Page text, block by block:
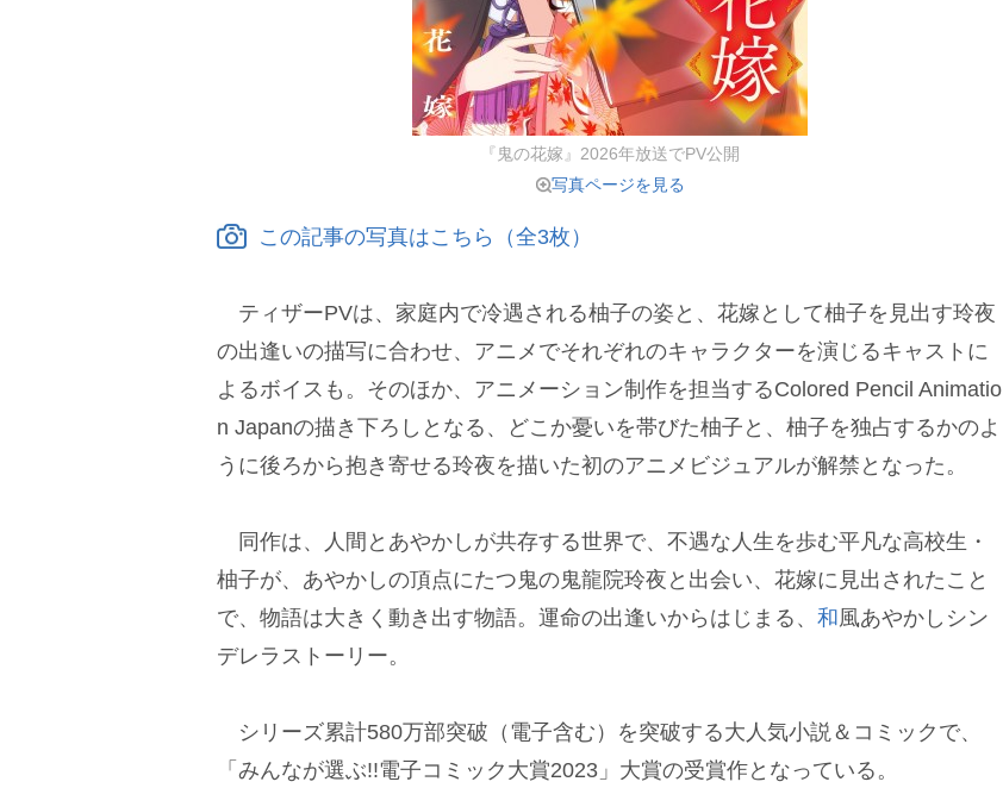
『鬼の花嫁』2026年放送でPV公開
写真ページを見る
この記事の写真はこちら（全3枚）
ティザーPVは、家庭内で冷遇される柚子の姿と、花嫁として柚子を見出す玲夜
の出逢いの描写に合わせ、アニメでそれぞれのキャラクターを演じるキャストに
よるボイスも。そのほか、アニメーション制作を担当するColored Pencil Animatio
n Japanの描き下ろしとなる、どこか憂いを帯びた柚子と、柚子を独占するかのよ
うに後ろから抱き寄せる玲夜を描いた初のアニメビジュアルが解禁となった。
同作は、人間とあやかしが共存する世界で、不遇な人生を歩む平凡な高校生・
柚子が、あやかしの頂点にたつ鬼の鬼龍院玲夜と出会い、花嫁に見出されたこと
で、物語は大きく動き出す物語。運命の出逢いからはじまる、 和風あやかしシン
デレラストーリー。
シリーズ累計580万部突破（電子含む）を突破する大人気小説＆コミックで、
「みんなが選ぶ!!電子コミック大賞2023」大賞の受賞作となっている。